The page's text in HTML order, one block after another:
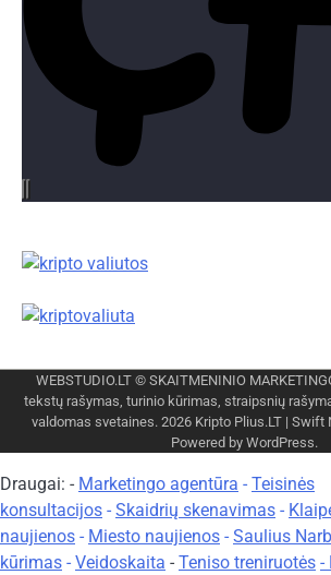
WEBSTUDIO.LT © SKAITMENINIO
tekstų rašymas, turinio kūrimas, straipsnių
valdomas svetaines. 2026 Kripto Plius.LT| Swift
Powered by WordPress.
Draugai: - Marketingo agentūra - Teisinės
konsultacijos - Skaidrių skenavimas -
naujienos - Miesto naujienos - Saulius
kūrimas - Veidoskaita - Teniso treniruotės -